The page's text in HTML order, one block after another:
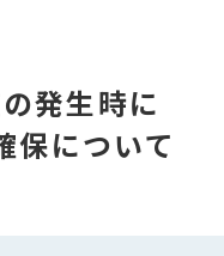
発生時に
保について